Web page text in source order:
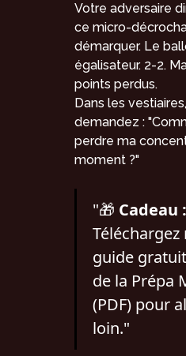
Votre adversaire
ce micro-
démarquer. Le
égalisateur. 2-2.
points perdus.
Dans les
demandez :
perdre ma
moment ?"
"🎁 Cadeau :
guide gratuit
de la Prépa
(PDF)pour
loin."